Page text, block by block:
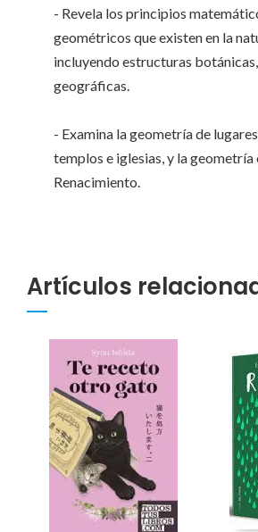
- Revela los principios
geométricos que existen en la
incluyendo estructuras
geográficas.
- Examina la geometría de
templos e iglesias, y la geometría
Renacimiento.
Artículos